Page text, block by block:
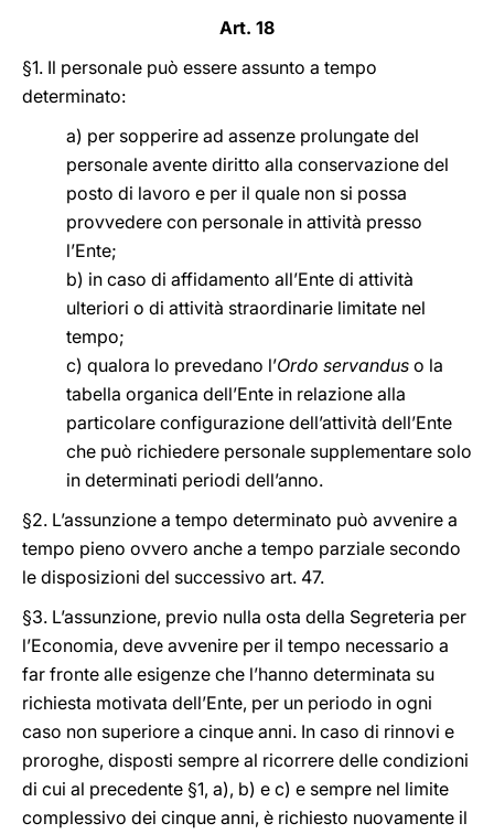
Art. 18
§1. Il personale può essere assunto a tempo
determinato:
a) per sopperire ad assenze prolungate del
personale avente diritto alla conservazione del
posto di lavoro e per il quale non si possa
provvedere con personale in attività presso
l’Ente;
b) in caso di affidamento all’Ente di attività
ulteriori o di attività straordinarie limitate nel
tempo;
c) qualora lo prevedano l’Ordo servandus o la
tabella organica dell’Ente in relazione alla
particolare configurazione dell’attività dell’Ente
che può richiedere personale supplementare solo
in determinati periodi dell’anno.
§2. L’assunzione a tempo determinato può avvenire a
tempo pieno ovvero anche a tempo parziale secondo
le disposizioni del successivo art. 47.
§3. L’assunzione, previo nulla osta della Segreteria per
l’Economia, deve avvenire per il tempo necessario a
far fronte alle esigenze che l’hanno determinata su
richiesta motivata dell’Ente, per un periodo in ogni
caso non superiore a cinque anni. In caso di rinnovi e
proroghe, disposti sempre al ricorrere delle condizioni
di cui al precedente §1, a), b) e c) e sempre nel limite
complessivo dei cinque anni, è richiesto nuovamente il